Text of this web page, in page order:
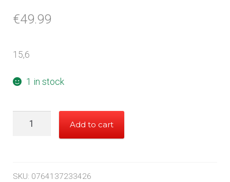
€49.99
15,6
1 in stock
Add to cart
SKU: 0764137233426